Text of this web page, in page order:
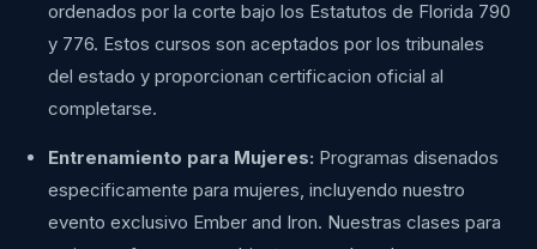
ordenados por la corte bajo los Estatutos de Florida 790
y 776. Estos cursos son aceptados por los tribunales
del estado y proporcionan certificacion oficial al
completarse.
Entrenamiento para Mujeres: Programas disenados
especificamente para mujeres, incluyendo nuestro
evento exclusivo Ember and Iron. Nuestras clases para